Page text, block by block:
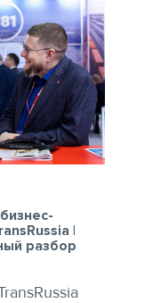
|
разбор